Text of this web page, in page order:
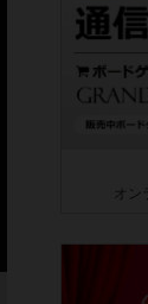
オ